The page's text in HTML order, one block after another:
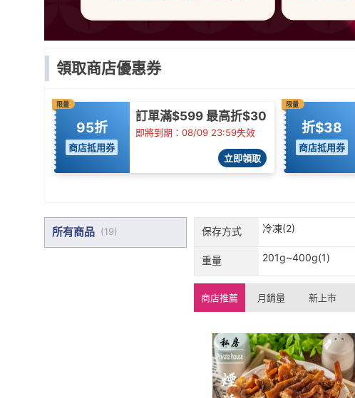
領取商店優惠券
限量
95折
商店抵用券
訂單滿$599 最高折$30
即將到期：08/09 23:59失效
立即領取
限量
折$38
商店抵用券
所有商品 (19) 保存方式 冷凍(2)
重量 201g~400g(1)
商店推薦 月銷量 新上市